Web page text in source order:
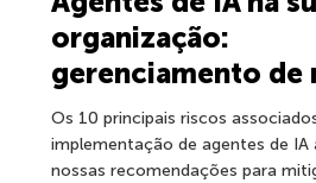
organização:
gerenciamento de
Os 10 principais riscos
implementação de agentes de
nossas recomendações para